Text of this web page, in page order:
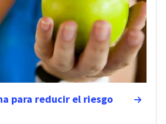
para reducir el riesgo